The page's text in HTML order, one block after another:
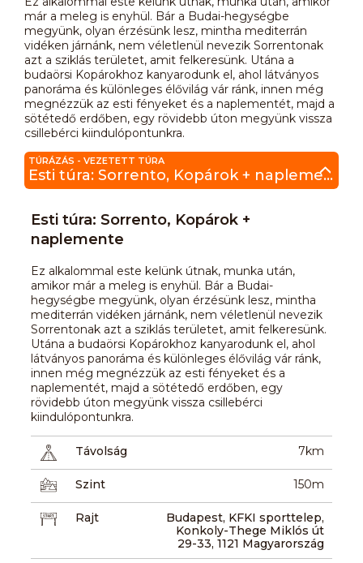
már a meleg is enyhül. Bár a Budai-hegységbe
megyünk, olyan érzésünk lesz, mintha mediterrán
vidéken járnánk, nem véletlenül nevezik Sorrentonak
azt a sziklás területet, amit felkeresünk. Utána a
budaörsi Kopárokhoz kanyarodunk el, ahol látványos
panoráma és különleges élővilág vár ránk, innen még
megnézzük az esti fényeket és a naplementét, majd a
sötétedő erdőben, egy rövidebb úton megyünk vissza
csillebérci kiindulópontunkra.
TÚRÁZÁS - VEZETETT TÚRA
Esti túra: Sorrento, Kopárok + naplemente
Esti túra: Sorrento, Kopárok +
naplemente
Ez alkalommal este kelünk útnak, munka után,
amikor már a meleg is enyhül. Bár a Budai-
hegységbe megyünk, olyan érzésünk lesz, mintha
mediterrán vidéken járnánk, nem véletlenül nevezik
Sorrentonak azt a sziklás területet, amit felkeresünk.
Utána a budaörsi Kopárokhoz kanyarodunk el, ahol
látványos panoráma és különleges élővilág vár ránk,
innen még megnézzük az esti fényeket és a
naplementét, majd a sötétedő erdőben, egy
rövidebb úton megyünk vissza csillebérci
kiindulópontunkra.
Távolság 7km
Szint 150m
Rajt
Budapest, KFKI sporttelep,
Konkoly-Thege Miklós út
29-33, 1121 Magyarország